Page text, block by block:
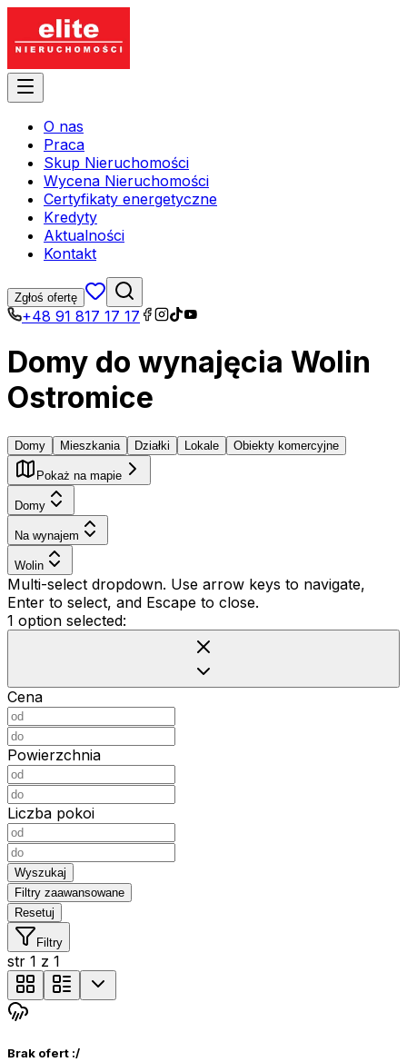
O nas
Praca
Skup Nieruchomości
Wycena Nieruchomości
Certyfikaty energetyczne
Kredyty
Aktualności
Kontakt
Zgłoś ofertę
+48 91 817 17 17
Domy do wynajęcia Wolin
Ostromice
Domy Mieszkania Działki Lokale Obiekty komercyjne
Pokaż na mapie
Domy
Na wynajem
Wolin
Multi-select dropdown. Use arrow keys to navigate,
Enter to select, and Escape to close.
1 option selected:
Cena
Powierzchnia
Liczba pokoi
Wyszukaj
Filtry zaawansowane
Resetuj
Filtry
str 1 z 1
Brak ofert :/